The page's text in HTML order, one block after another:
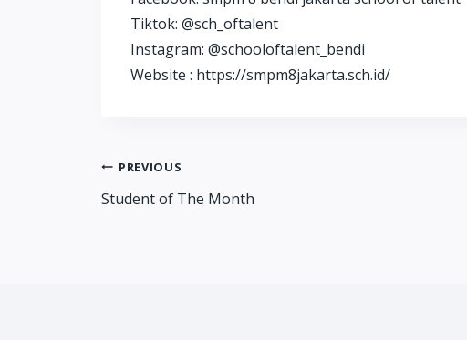
Tiktok: @sch_oftalent
Instagram: @schooloftalent_bendi
Website : https://smpm8jakarta.sch.id/
Post
PREVIOUS
Student of The Month